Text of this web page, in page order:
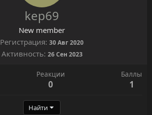
kep69
New member
Регистрация 30 Авг 2020
Активность 26 Сен 2023
Реакции
0
Баллы
1
Найти